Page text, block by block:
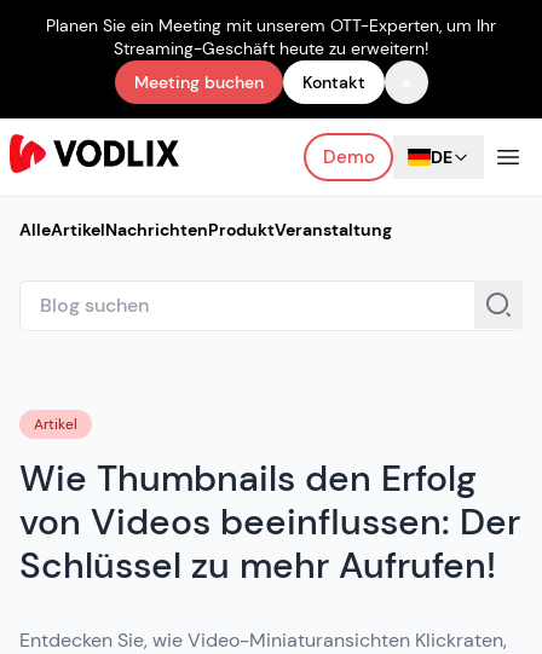
Planen Sie ein Meeting mit unserem OTT-Experten, um Ihr
Streaming-Geschäft heute zu erweitern!
Meeting buchen
Kontakt
Demo DE
AlleArtikelNachrichtenProduktVeranstaltung
Artikel
Wie Thumbnails den Erfolg
von Videos beeinflussen: Der
Schlüssel zu mehr Aufrufen!
Entdecken Sie, wie Video-Miniaturansichten Klickraten,